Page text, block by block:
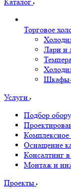
Торговое
Лари и
Шкафы-
Услуги
Подбор
Комплексное
Оснащение
Консалтинг
Монтаж и
Проекты